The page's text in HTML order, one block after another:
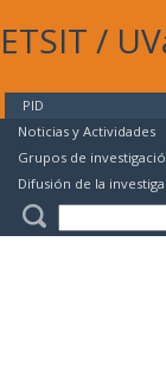
ETSIT /
PID
Noticias y Actividades
Grupos de
Difusión de la